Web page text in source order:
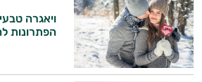
ויאגרה
הפתרונות